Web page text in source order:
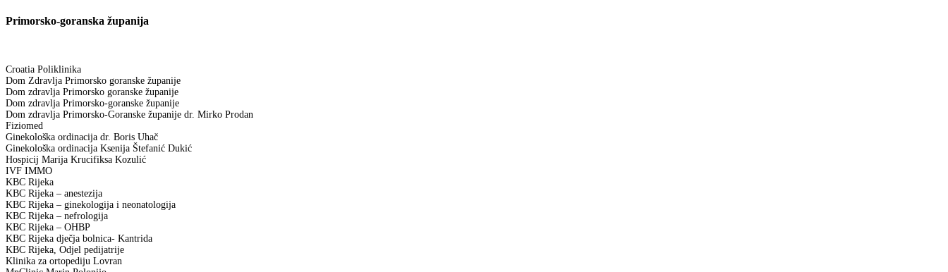
Primorsko-goranska županija
Croatia Poliklinika
Dom Zdravlja Primorsko goranske županije
Dom zdravlja Primorsko goranske županije
Dom zdravlja Primorsko-goranske županije
Dom zdravlja Primorsko-Goranske županije dr. Mirko Prodan
Fiziomed
Ginekološka ordinacija dr. Boris Uhač
Ginekološka ordinacija Ksenija Štefanić Dukić
Hospicij Marija Krucifiksa Kozulić
IVF IMMO
KBC Rijeka
KBC Rijeka – anestezija
KBC Rijeka – ginekologija i neonatologija
KBC Rijeka – nefrologija
KBC Rijeka – OHBP
KBC Rijeka dječja bolnica- Kantrida
KBC Rijeka, Odjel pedijatrije
Klinika za ortopediju Lovran